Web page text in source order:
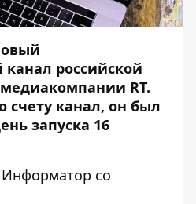
российской
RT.
счету канал, он был
запуска 16
Информатор со